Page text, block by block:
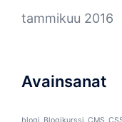
tammikuu 2016
Avainsanat